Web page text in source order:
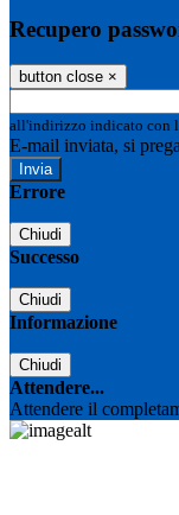
Recupero
button close ×
all'indirizzo indicato con
E-mail inviata, si
Errore
Chiudi
Successo
Chiudi
Informazione
Chiudi
Attendere...
Attendere il